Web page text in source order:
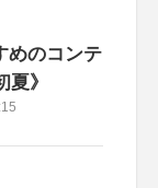
めのコンテ
夏》